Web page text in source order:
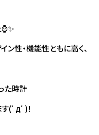
性・機能性ともに高く、
た時計
(ﾟдﾟ)！